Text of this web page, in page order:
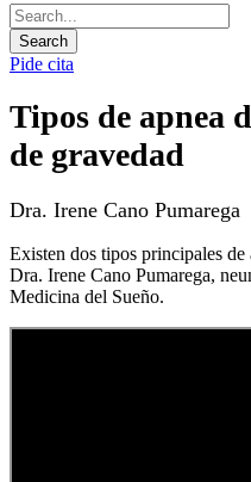
Pide cita
Tipos de apnea
de gravedad
Dra. Irene Cano Pumarega
Existen dos tipos principales
Dra. Irene Cano Pumarega,
Medicina del Sueño.